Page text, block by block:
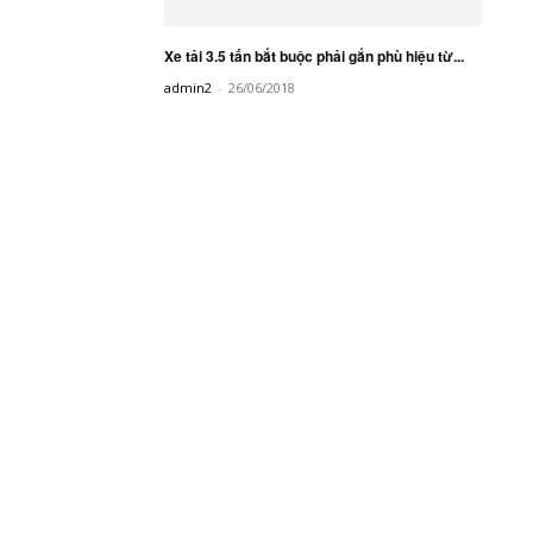
Xe tải 3.5 tấn bắt buộc phải gắn phù hiệu từ...
admin2 - 26/06/2018